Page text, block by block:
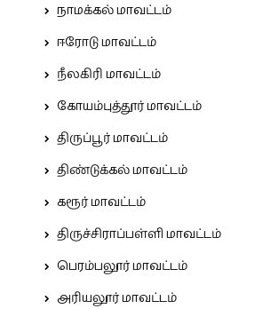
நாமக்கல் மாவட்டம்
ஈரோடு மாவட்டம்
நீலகிரி மாவட்டம்
கோயம்புத்தூர் மாவட்டம்
திருப்பூர் மாவட்டம்
திண்டுக்கல் மாவட்டம்
கரூர் மாவட்டம்
திருச்சிராப்பள்ளி மாவட்டம்
பெரம்பலூர் மாவட்டம்
அரியலூர் மாவட்டம்